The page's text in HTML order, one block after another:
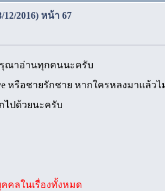
2016) หน้า 67
รุณาอ่านทุกคนนะครับ
หรือชายรักชาย หากใครหลงมาแล้ว
ปด้วยนะครับ
คลในเรื่องทั้งหมด